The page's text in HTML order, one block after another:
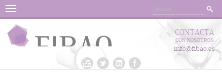
Menu
CONTACTA
CON NOSOTROS
info@fibao.es